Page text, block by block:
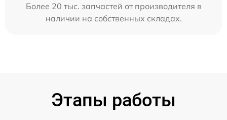
Более 20 тыс. запчастей от производителя в
наличии на собственных складах.
Этапы работы